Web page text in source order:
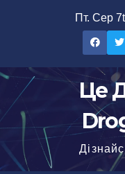
Пт. Сер
Це